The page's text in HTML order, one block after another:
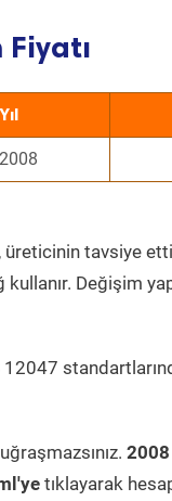
Yıl
2008
üreticinin tavsiye
Değişim
tıklayarak